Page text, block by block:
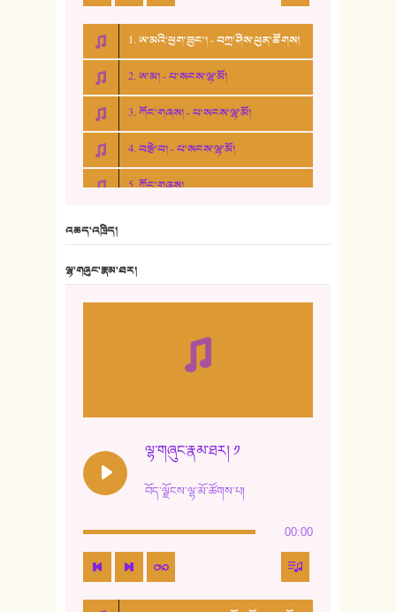
1. ཨ་མའི་ཕྱག་ཟུང་། - བཀྲ་ཤིས་ཕུན་ཚོགས།
2. ཨ་མ། - པ་སངས་ལྷ་མོ།
3. ཀོང་གཞས། - པ་སངས་ལྷ་མོ།
4. བརྩེ་བ། - པ་སངས་ལྷ་མོ།
5. ཀོང་གཞས།
10. ཆང་གཞས། ༣
15. ཤམ་པ་ལ་ཡི་སྲས་མོ།
16. ལྷ་བུ་དར་བུ།
འཆད་འཁྲིད།
ལྷ་གཞུང་རྣམ་ཐར།
ལྷ་གཞུང་རྣམ་ཐར། ༡
བོད་ལྗོངས་ལྷ་མོ་ཚོགས་པ།
00:00